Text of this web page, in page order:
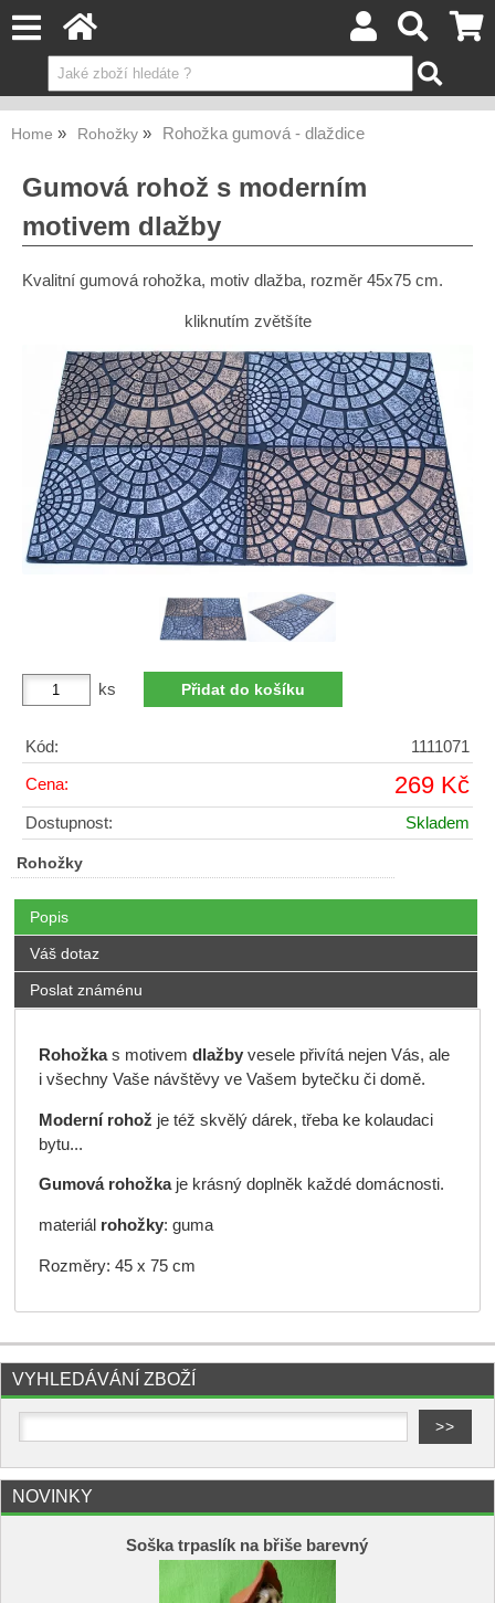
Home Rohožky Rohožka gumová - dlaždice
Gumová rohož s moderním
motivem dlažby
Kvalitní gumová rohožka, motiv dlažba, rozměr 45x75 cm.
kliknutím zvětšíte
ks
Kód: 1111071
Cena: 269 Kč
Dostupnost: Skladem
Rohožky
Popis
Váš dotaz
Poslat známénu
Rohožkas motivem dlažbyvesele přivítá nejen Vás, ale
i všechny Vaše návštěvy ve Vašem bytečku či domě.
Moderní rohož je též skvělý dárek, třeba ke kolaudaci
bytu...
Gumová rohožka je krásný doplněk každé domácnosti.
materiál rohožky: guma
Rozměry: 45 x 75 cm
VYHLEDÁVÁNÍ ZBOŽÍ
NOVINKY
Soška trpaslík na břiše barevný